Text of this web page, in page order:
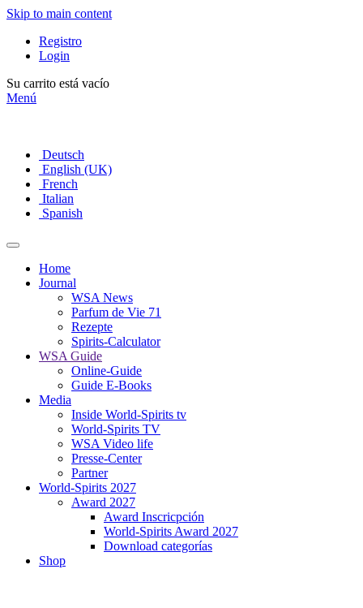
Skip to main content
Registro
Login
Su carrito está vacío
Menú
Deutsch
English (UK)
French
Italian
Spanish
Home
Journal
WSA News
Parfum de Vie 71
Rezepte
Spirits-Calculator
WSA Guide
Online-Guide
Guide E-Books
Media
Inside World-Spirits tv
World-Spirits TV
WSA Video life
Presse-Center
Partner
World-Spirits 2027
Award 2027
Award Inscricpción
World-Spirits Award 2027
Download categorías
Shop